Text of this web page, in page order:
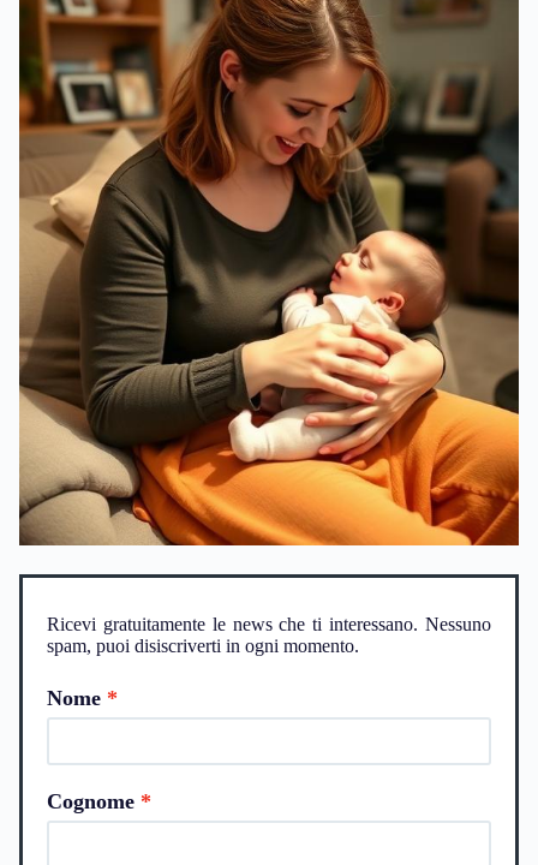
Ricevi gratuitamente le news che ti interessano. Nessuno
spam, puoi disiscriverti in ogni momento.
Nome
Cognome